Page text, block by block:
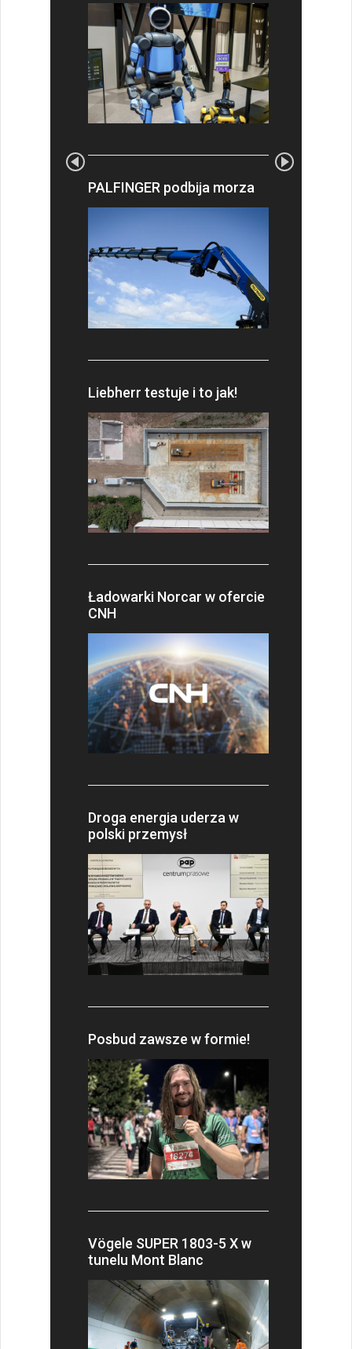
PALFINGER podbija morza
Liebherr testuje i to jak!
Ładowarki Norcar w ofercie
CNH
Droga energia uderza w
polski przemysł
Posbud zawsze w formie!
Vögele SUPER 1803-5 X w
tunelu Mont Blanc